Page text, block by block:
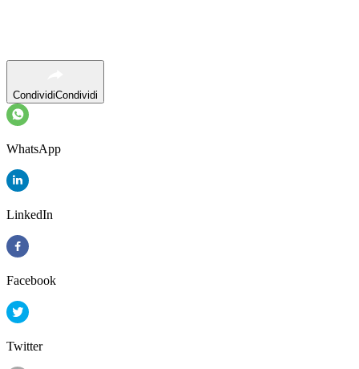
CondividiCondividi
WhatsApp
LinkedIn
Facebook
Twitter